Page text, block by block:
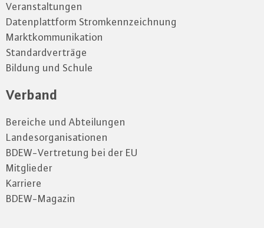
Veranstaltungen
Datenplattform Stromkennzeichnung
Marktkommunikation
Standardverträge
Bildung und Schule
Verband
Bereiche und Abteilungen
Landesorganisationen
BDEW-Vertretung bei der EU
Mitglieder
Karriere
BDEW-Magazin